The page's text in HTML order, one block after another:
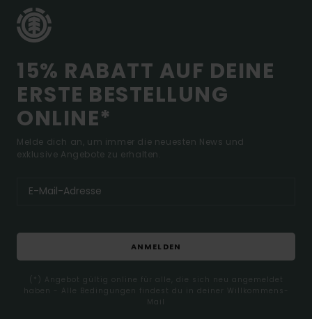
15% RABATT AUF DEINE
ERSTE BESTELLUNG
ONLINE*
Melde dich an, um immer die neuesten News und
exklusive Angebote zu erhalten.
ANMELDEN
(*) Angebot gültig online für alle, die sich neu angemeldet
haben - Alle Bedingungen findest du in deiner Willkommens-
Mail